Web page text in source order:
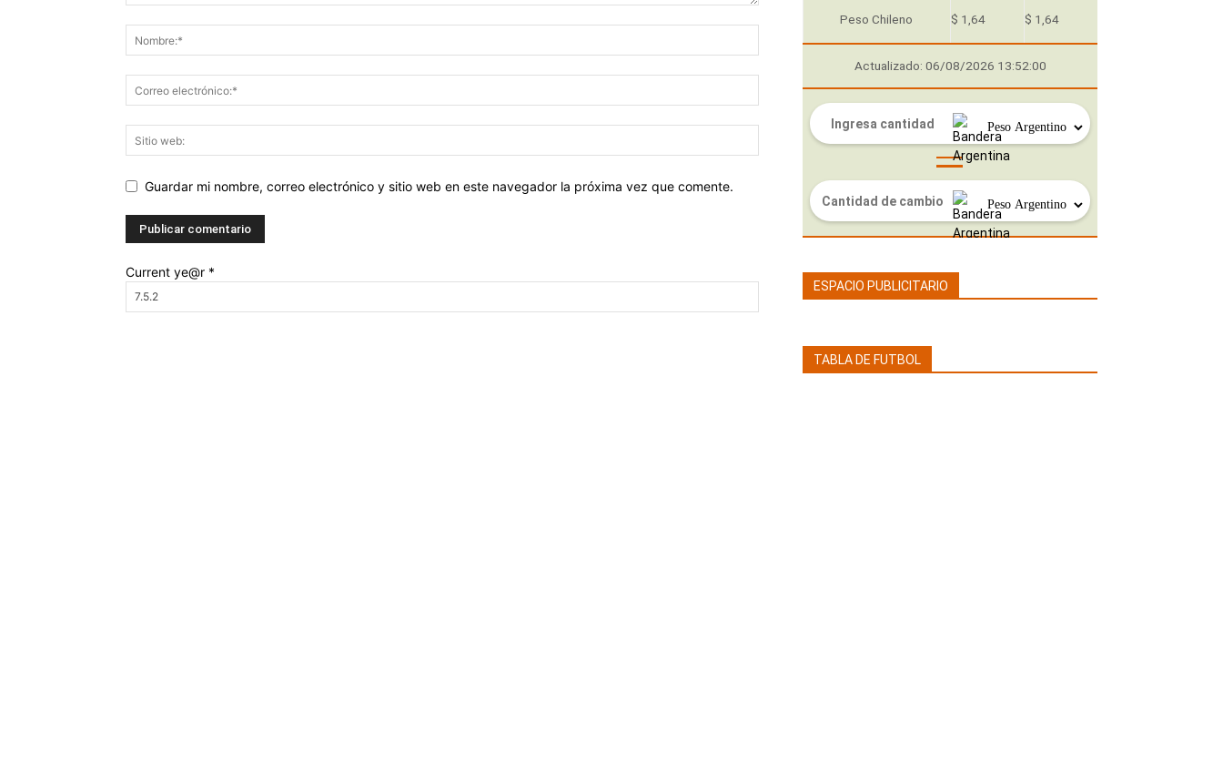
Guardar mi nombre, correo electrónico y sitio web en este navegador la próxima vez que comente.
Current ye@r *
Peso Chileno $ 1,64 $ 1,64
Actualizado: 06/08/2026 13:52:00
ESPACIO PUBLICITARIO
TABLA DE FUTBOL